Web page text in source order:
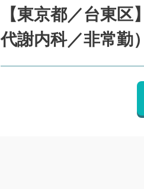
【東京都／台東
代謝内科／非常勤）